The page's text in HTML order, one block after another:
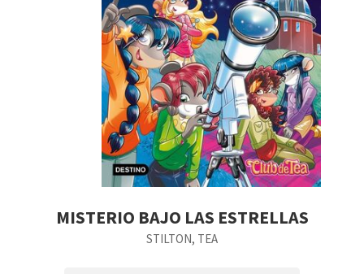
MISTERIO BAJO LAS ESTRELLAS
STILTON, TEA